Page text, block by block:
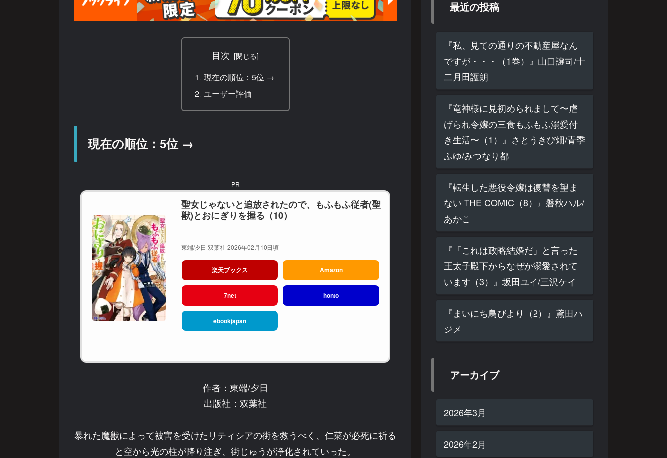
目次
現在の順位：5位 →
ユーザー評価
現在の順位：5位 →
PR
聖女じゃないと追放されたので、もふもふ従者(聖
獣)とおにぎりを握る（10）
東端/夕日 双葉社 2026年02月10日頃
楽天ブックス Amazon
7net honto
ebookjapan
作者：東端/夕日
出版社：双葉社
暴れた魔獣によって被害を受けたリティシアの街を救うべく、仁菜が必死に祈る
と空から光の柱が降り注ぎ、街じゅうが浄化されていった。
最近の投稿
『私、見ての通りの不動産屋なん
ですが・・・（1巻）』山口譲司/十
二月田護朗
『竜神様に見初められまして〜虐
げられ令嬢の三食もふもふ溺愛付
き生活〜（1）』さとうきび畑/青季
ふゆ/みつなり都
『転生した悪役令嬢は復讐を望ま
ない THE COMIC（8）』磐秋ハル/
あかこ
『「これは政略結婚だ」と言った
王太子殿下からなぜか溺愛されて
います（3）』坂田ユイ/三沢ケイ
『まいにち鳥びより（2）』鳶田ハ
ジメ
アーカイブ
2026年3月
2026年2月